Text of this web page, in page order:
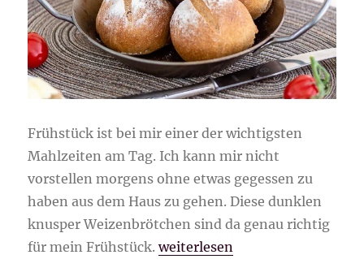
Frühstück ist bei mir einer der wichtigsten
Mahlzeiten am Tag. Ich kann mir nicht
vorstellen morgens ohne etwas gegessen zu
haben aus dem Haus zu gehen. Diese dunklen
knusper Weizenbrötchen sind da genau richtig
für mein Frühstück.„dunkle knusper
weiterlesen